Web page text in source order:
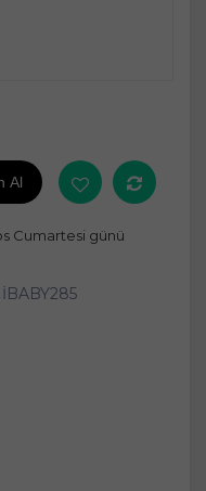
Al
Cumartesi günü